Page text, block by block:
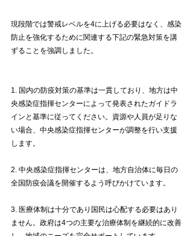
現段階では警戒レベルを4に上げる必要はなく、感染
防止を強化するために関連する下記の緊急対策を講
ずることを強調しました。
1. 国内の防疫対策の基準は一貫しており、地方は中
央感染症指揮センターによって発表されたガイドラ
インと基準に従ってください。資源や人員が足りな
い場合、中央感染症指揮センターが調整を行い支援
します。
2. 中央感染症指揮センターは、地方自治体に毎日の
全国防疫会議を開催するよう呼びかけています。
3. 医療体制は十分であり国民は心配する必要はあり
ません。政府は4つの主要な治療体制を継続的に改善